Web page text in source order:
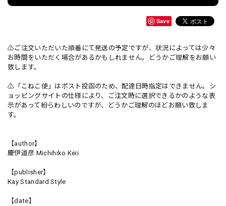
Save
⚠️ご注文いただいた順番にて発送の予定ですが、状況によっては少々
お時間をいただく場合があるかもしれません。どうかご理解をお願い
致します。
⚠️「こねこ便」はポスト投函のため、配達日時指定はできません。シ
ョッピングサイトの仕様により、ご注文時に選択できるかのような表
示があって紛らわしいのですが、どうかご理解のほどお願い致しま
す。
【author】
慶伊道彦 Michihiko Keii
【publisher】
Kay Standard Style
【date】